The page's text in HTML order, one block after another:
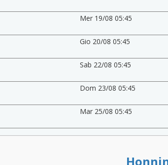
Mer 19/08 05:45
Gio 20/08 05:45
Sab 22/08 05:45
Dom 23/08 05:45
Mar 25/08 05:45